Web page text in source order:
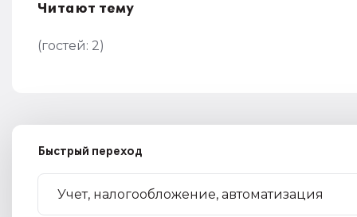
Читают тему
(гостей: 2)
Быстрый переход